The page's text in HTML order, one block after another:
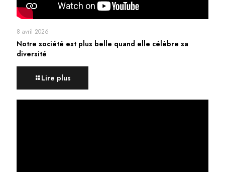
8 avril 2026
Notre société est plus belle quand elle célèbre sa
diversité
Lire plus